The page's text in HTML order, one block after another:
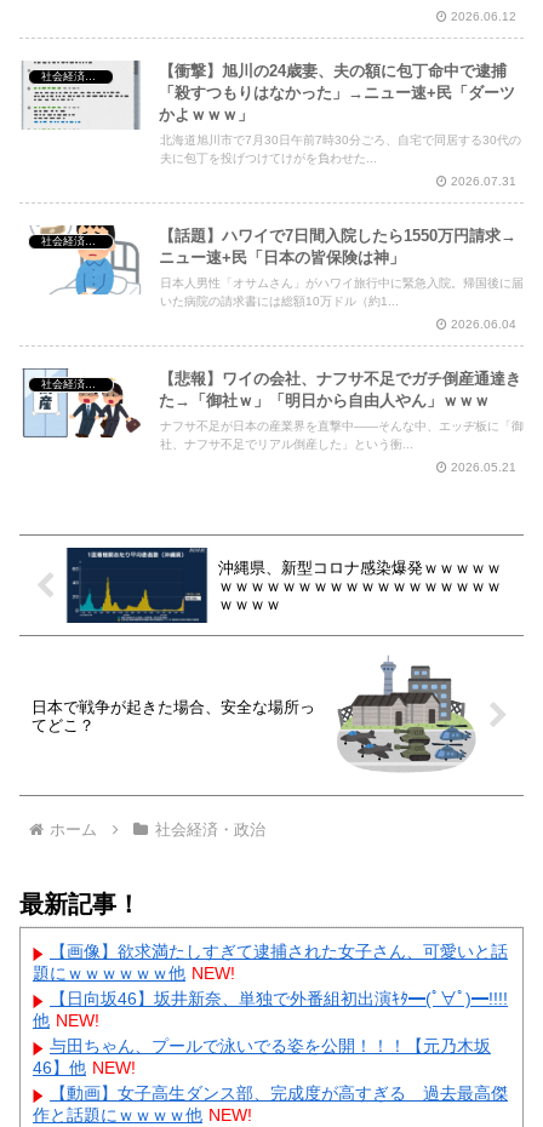
2026.06.12
【衝撃】旭川の24歳妻、夫の額に包丁命中で逮捕
「殺すつもりはなかった」→ニュー速+民「ダーツ
かよｗｗｗ」
北海道旭川市で7月30日午前7時30分ごろ、自宅で同居する30代の
夫に包丁を投げつけてけがを負わせた...
2026.07.31
【話題】ハワイで7日間入院したら1550万円請求→
ニュー速+民「日本の皆保険は神」
日本人男性「オサムさん」がハワイ旅行中に緊急入院。帰国後に届
いた病院の請求書には総額10万ドル（約1...
2026.06.04
【悲報】ワイの会社、ナフサ不足でガチ倒産通達き
た→「御社ｗ」「明日から自由人やん」ｗｗｗ
ナフサ不足が日本の産業界を直撃中――そんな中、エッヂ板に「御
社、ナフサ不足でリアル倒産した」という衝...
2026.05.21
沖縄県、新型コロナ感染爆発ｗｗｗｗｗ
ｗｗｗｗｗｗｗｗｗｗｗｗｗｗｗｗｗｗ
ｗｗｗｗ
日本で戦争が起きた場合、安全な場所っ
てどこ？
ホーム 社会経済・政治
最新記事！
【画像】欲求満たしすぎて逮捕された女子さん、可愛いと話
題にｗｗｗｗｗｗ他 NEW!
【日向坂46】坂井新奈、単独で外番組初出演ｷﾀ━(ﾟ∀ﾟ)━!!!!
他 NEW!
与田ちゃん、プールで泳いでる姿を公開！！！【元乃木坂
46】他 NEW!
【動画】女子高生ダンス部、完成度が高すぎる 過去最高傑
作と話題にｗｗｗｗ他 NEW!